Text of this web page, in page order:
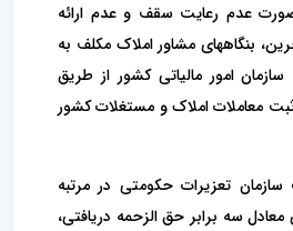
عدم رعایت سقف و عدم ارائه
بنگاههای مشاور املاک مکلف به
سازمان امور مالیاتی کشور از طریق
معاملات املاک و مستغلات کشور
تعزیرات حکومتی در مرتبه
سه برابر حق الزحمه دریافتی،